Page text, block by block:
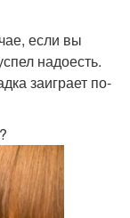
если вы
надоесть.
заиграет по-